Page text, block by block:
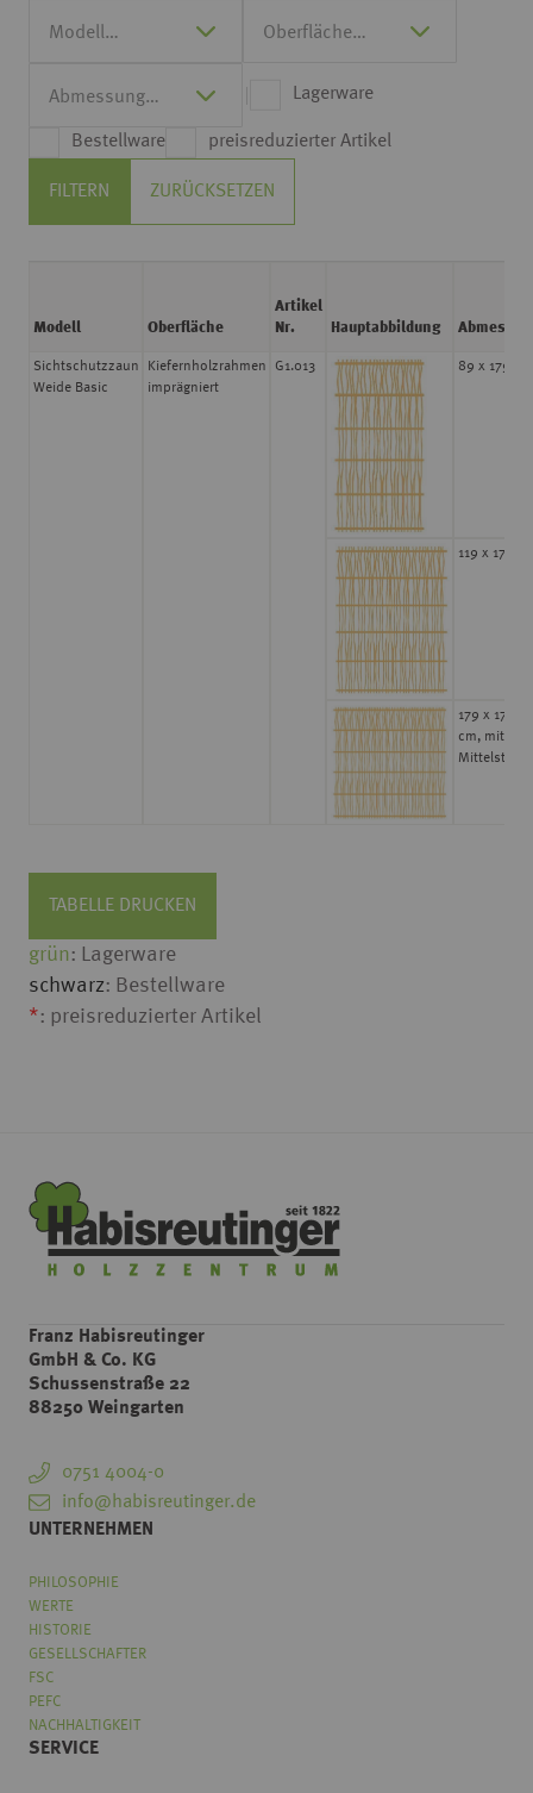
Lagerware
Bestellware preisreduzierter Artikel
FILTERN ZURÜCKSETZEN
Sichtschutzzaun
Weide Basic
Kiefernholzrahmen
imprägniert
G1.013 89 x 179 cm
119 x 179
179 x 179
cm, mit
Mittelstrebe
Modell Oberfläche
Artikel
Nr.
Hauptabbildung
TABELLE DRUCKEN
grün: Lagerware
schwarz: Bestellware
*: preisreduzierter Artikel
Franz Habisreutinger
GmbH & Co. KG
Schussenstraße 22
88250 Weingarten
0751 4004-0
info@habisreutinger.de
UNTERNEHMEN
PHILOSOPHIE
WERTE
HISTORIE
GESELLSCHAFTER
FSC
PEFC
NACHHALTIGKEIT
SERVICE